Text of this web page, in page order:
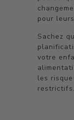
pour
Sachez
votre
les
restrictifs.